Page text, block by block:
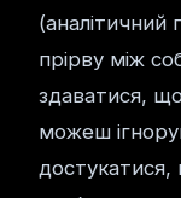
(аналітичний
прірву між
здаватися,
можеш
достукатися,